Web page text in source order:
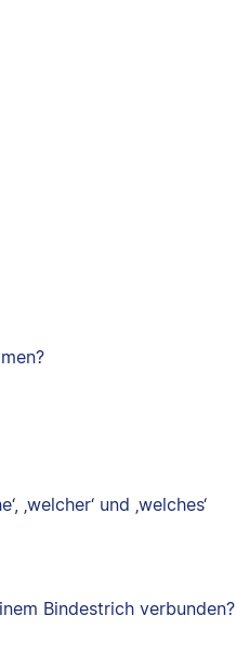
‚welcher‘ und ‚welches‘
Bindestrich verbunden?